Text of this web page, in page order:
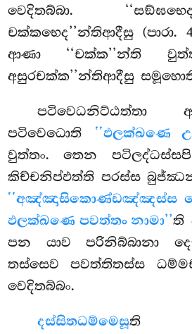
වෙදිතබ්බා.
චක්කභෙද’’න්තිආදීසු (පාරා.
ආණා ‘‘චක්ක’’න්ති
අසුරචක්ක’’න්තිආදීසු
පටිවෙධනිට්ඨත්තා
පටිවෙධොති ‘‘ඵලක්ඛණෙ
වුත්තං. තෙන
කිච්චනිප්ඵත්ති පරස්ස
‘‘අඤ්ඤාසිකොණ්ඩඤ්ඤස්ස
ඵලක්ඛණෙ පවත්තං නාමා’’ති
පන යාව පරිනිබ්බානා
තස්සෙව පවත්තිතස්ස
වෙදිතබ්බං.
දස්සිතධම්මෙසූ